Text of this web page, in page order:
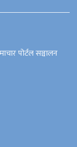
पोर्टल सञ्चालन